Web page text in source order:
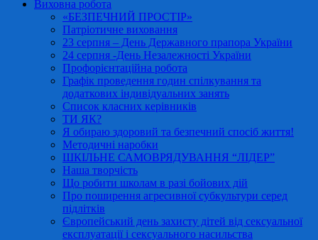
Виховна робота
«БЕЗПЕЧНИЙ ПРОСТІР»
Патріотичне виховання
23 серпня – День Державного прапора України
24 серпня -День Незалежності України
Профорієнтаційна робота
Графік проведення годин спілкування та
додаткових індивідуальних занять
Список класних керівників
ТИ ЯК?
Я обираю здоровий та безпечний спосіб життя!
Методичні наробки
ШКІЛЬНЕ САМОВРЯДУВАННЯ “ЛІДЕР”
Наша творчість
Що робити школам в разі бойових дій
Про поширення агресивної субкультури серед
підлітків
Європейський день захисту дітей від сексуальної
експлуатації і сексуального насильства